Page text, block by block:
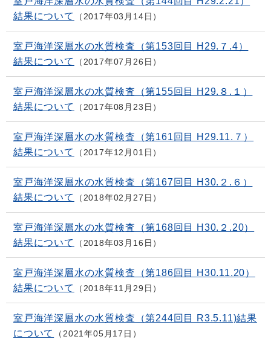
結果について
2017年03月14日
室戸海洋深層水の水質検査（第153回目 H29.７.4）
結果について
2017年07月26日
室戸海洋深層水の水質検査（第155回目 H29.８.１）
結果について
2017年08月23日
室戸海洋深層水の水質検査（第161回目 H29.11.７）
結果について
2017年12月01日
室戸海洋深層水の水質検査（第167回目 H30.２.６）
結果について
2018年02月27日
室戸海洋深層水の水質検査（第168回目 H30.２.20）
結果について
2018年03月16日
室戸海洋深層水の水質検査（第186回目 H30.11.20）
結果について
2018年11月29日
室戸海洋深層水の水質検査（第244回目 R3.5.11)結果
について
2021年05月17日